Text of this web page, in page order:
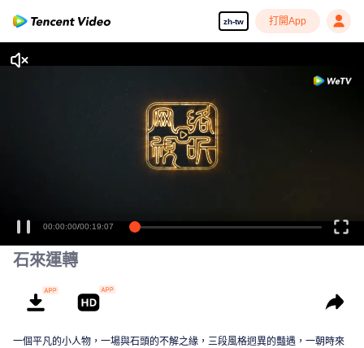
zh-tw 打開App
石來運轉
一個平凡的小人物，一場與石頭的不解之緣，三段風格迥異的豔遇，一朝時來